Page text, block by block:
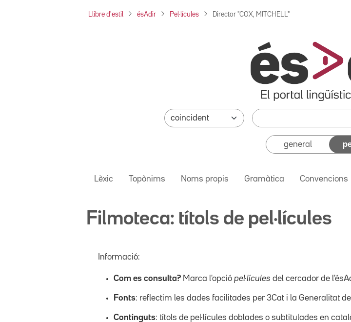
Llibre d'estil ésAdir Pel·lícules Director "COX, MITCHELL"
general
Lèxic Topònims Noms propis Gramàtica Convencions
Filmoteca: títols de pel·lícules
Informació:
Com es consulta? Marca l'opció pel·lícules del cercador de
Fonts: reflectim les dades facilitades per 3Cat i la Generalitat
Continguts: títols de pel·lícules doblades o subtitulades en